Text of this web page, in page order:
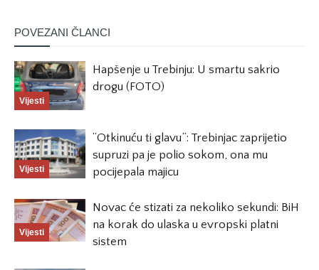
POVEZANI ČLANCI
Vijesti
Hapšenje u Trebinju: U smartu sakrio
drogu (FOTO)
Vijesti
“Otkinuću ti glavu”: Trebinjac zaprijetio
supruzi pa je polio sokom, ona mu
pocijepala majicu
Vijesti
Novac će stizati za nekoliko sekundi: BiH
na korak do ulaska u evropski platni
sistem